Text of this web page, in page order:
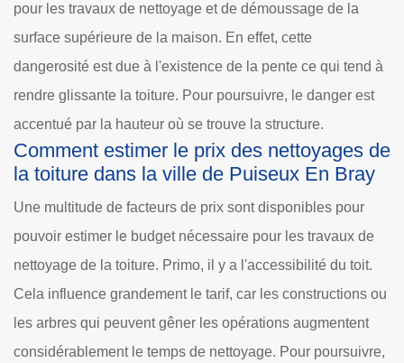
pour les travaux de nettoyage et de démoussage de la
surface supérieure de la maison. En effet, cette
dangerosité est due à l'existence de la pente ce qui tend à
rendre glissante la toiture. Pour poursuivre, le danger est
accentué par la hauteur où se trouve la structure.
Comment estimer le prix des nettoyages de
la toiture dans la ville de Puiseux En Bray
Une multitude de facteurs de prix sont disponibles pour
pouvoir estimer le budget nécessaire pour les travaux de
nettoyage de la toiture. Primo, il y a l'accessibilité du toit.
Cela influence grandement le tarif, car les constructions ou
les arbres qui peuvent gêner les opérations augmentent
considérablement le temps de nettoyage. Pour poursuivre,